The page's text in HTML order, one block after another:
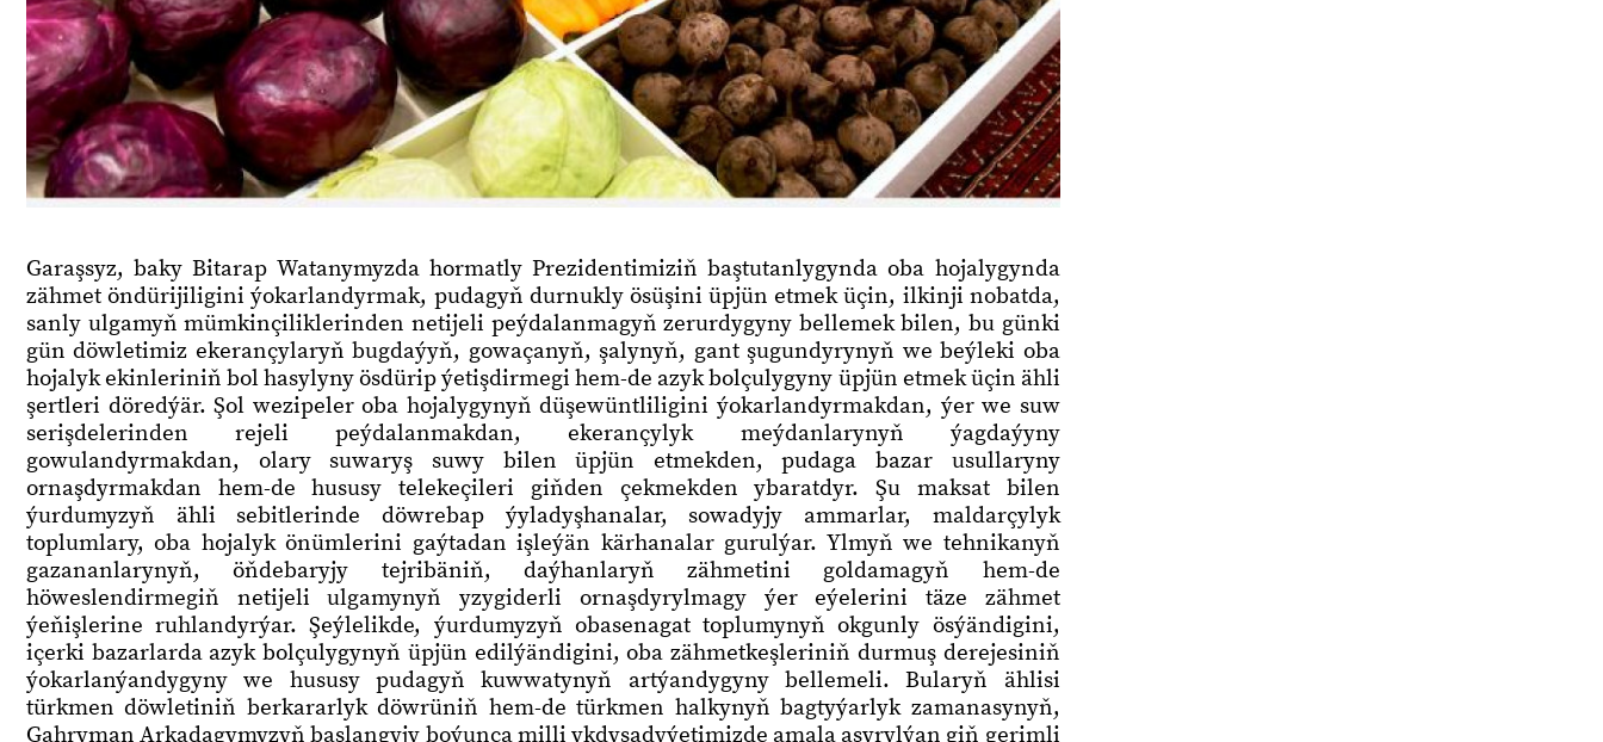
Garaşsyz, baky Bitarap Watanymyzda hormatly Prezidentimiziň baştutanlygynda oba hojalygynda
zähmet öndürijiligini ýokarlandyrmak, pudagyň durnukly ösüşini üpjün etmek üçin, ilkinji nobatda,
sanly ulgamyň mümkinçiliklerinden netijeli peýdalanmagyň zerurdygyny bellemek bilen, bu günki
gün döwletimiz ekerançylaryň bugdaýyň, gowaçanyň, şalynyň, gant şugundyrynyň we beýleki oba
hojalyk ekinleriniň bol hasylyny ösdürip ýetişdirmegi hem-de azyk bolçulygyny üpjün etmek üçin ähli
şertleri döredýär. Şol wezipeler oba hojalygynyň düşewüntliligini ýokarlandyrmakdan, ýer we suw
serişdelerinden rejeli peýdalanmakdan, ekerançylyk meýdanlarynyň ýagdaýyny
gowulandyrmakdan, olary suwaryş suwy bilen üpjün etmekden, pudaga bazar usullaryny
ornaşdyrmakdan hem-de hususy telekeçileri giňden çekmekden ybaratdyr. Şu maksat bilen
ýurdumyzyň ähli sebitlerinde döwrebap ýyladyşhanalar, sowadyjy ammarlar, maldarçylyk
toplumlary, oba hojalyk önümlerini gaýtadan işleýän kärhanalar gurulýar. Ylmyň we tehnikanyň
gazananlarynyň, öňdebaryjy tejribäniň, daýhanlaryň zähmetini goldamagyň hem-de
höweslendirmegiň netijeli ulgamynyň yzygiderli ornaşdyrylmagy ýer eýelerini täze zähmet
ýeňişlerine ruhlandyrýar. Şeýlelikde, ýurdumyzyň obasenagat toplumynyň okgunly ösýändigini,
içerki bazarlarda azyk bolçulygynyň üpjün edilýändigini, oba zähmetkeşleriniň durmuş derejesiniň
ýokarlanýandygyny we hususy pudagyň kuwwatynyň artýandygyny bellemeli. Bularyň ählisi
türkmen döwletiniň berkararlyk döwrüniň hem-de türkmen halkynyň bagtyýarlyk zamanasynyň,
Gahryman Arkadagymyzyň başlangyjy boýunça milli ykdysadyýetimizde amala aşyrylýan giň gerimli